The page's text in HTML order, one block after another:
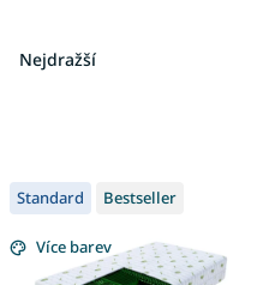
Nejdražší
Standard Bestseller
Více barev